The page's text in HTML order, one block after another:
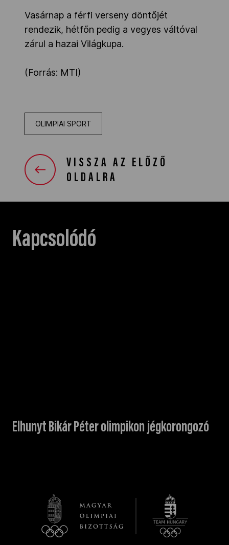
Vasárnap a férfi verseny döntőjét
rendezik, hétfőn pedig a vegyes váltóval
zárul a hazai Világkupa.
(Forrás: MTI)
OLIMPIAI SPORT
VISSZA AZ ELŐZŐ
OLDALRA
Kapcsolódó
Elhunyt Bikár Péter olimpikon jégkorongozó